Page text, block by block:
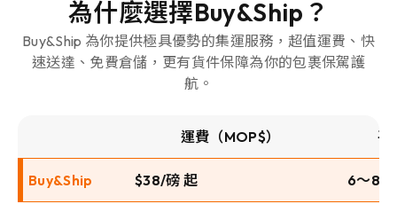
為什麼選擇Buy&Ship？
Buy&Ship 為你提供極具優勢的集運服務，超值運費、快
速送達、免費倉儲，更有貨件保障為你的包裹保駕護
航。
運費（MOP$） 平
Buy&Ship $38/磅 起 6～8